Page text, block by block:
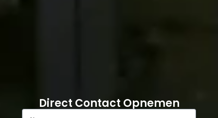
Direct Contact Opnemen